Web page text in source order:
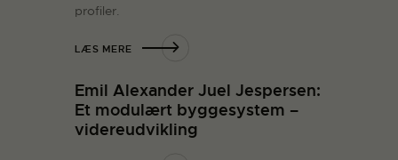
profiler.
LÆS MERE
Emil Alexander Juel Jespersen:
Et modulært byggesystem –
videreudvikling